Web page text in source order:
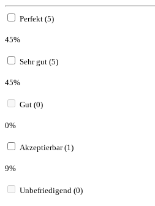
Perfekt (5)
45%
Sehr gut (5)
45%
Gut (0)
0%
Akzeptierbar (1)
9%
Unbefriedigend (0)